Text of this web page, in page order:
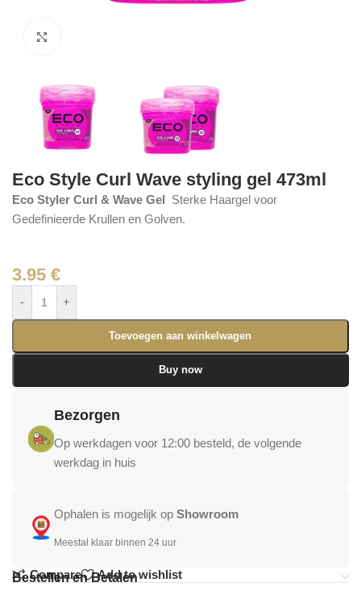
Eco Style Curl Wave styling gel 473ml
Eco Styler Curl & Wave Gel Sterke Haargel voor
Gedefinieerde Krullen en Golven.
3.95 €
- +
Toevoegen aan winkelwagen
Buy now
Bezorgen
Op werkdagen voor 12:00 besteld, de volgende
werkdag in huis
Ophalen is mogelijk op Showroom
Meestal klaar binnen 24 uur
Compare Add to wishlist
Bestellen en Betalen